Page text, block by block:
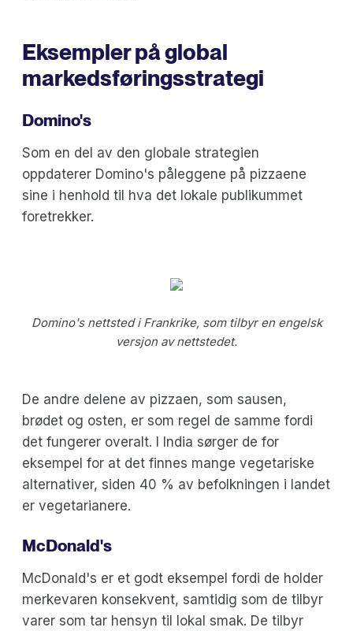
Eksempler på global
markedsføringsstrategi
Domino's
Som en del av den globale strategien
oppdaterer Domino's påleggene på pizzaene
sine i henhold til hva det lokale publikummet
foretrekker.
Domino's nettsted i Frankrike, som tilbyr en engelsk
versjon av nettstedet.
De andre delene av pizzaen, som sausen,
brødet og osten, er som regel de samme fordi
det fungerer overalt. I India sørger de for
eksempel for at det finnes mange vegetariske
alternativer, siden 40 % av befolkningen i landet
er vegetarianere.
McDonald's
McDonald's er et godt eksempel fordi de holder
merkevaren konsekvent, samtidig som de tilbyr
varer som tar hensyn til lokal smak. De tilbyr